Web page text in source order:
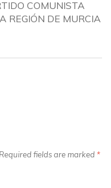
COMUNISTA
REGIÓN DE MURCIA
fields are marked *